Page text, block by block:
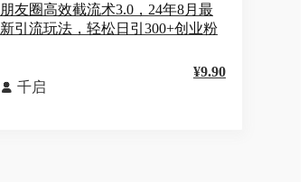
朋友圈高效截流术3.0，24年8月最
新引流玩法，轻松日引300+创业粉
 千启
¥9.90